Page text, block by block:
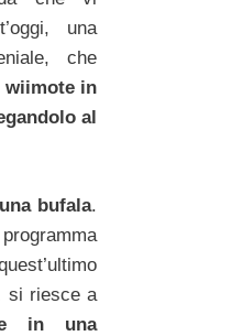
una
che
wiimote in
al
bufala.
si riesce a
in una